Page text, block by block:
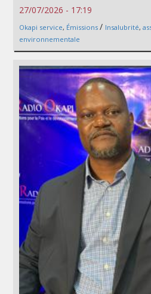
27/07/2026 - 17:19
Okapi service, Émissions / Insalubrité,
environnementale